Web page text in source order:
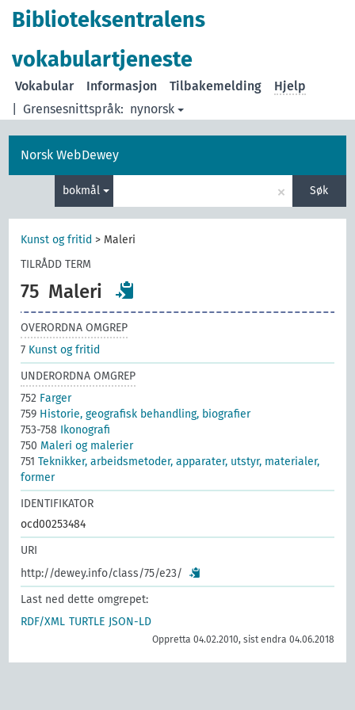
Biblioteksentralens
vokabulartjeneste
Grensesnittspråk: nynorsk
Vokabular Informasjon Tilbakemelding Hjelp
Norsk WebDewey
bokmål × Søk
Kunst og fritid > Maleri
TILRÅDD TERM
75 Maleri
OVERORDNA OMGREP
7 Kunst og fritid
UNDERORDNA OMGREP
752 Farger
759 Historie, geografisk behandling, biografier
753-758 Ikonografi
750 Maleri og malerier
751Teknikker, arbeidsmetoder, apparater, utstyr, materialer,
former
IDENTIFIKATOR
ocd00253484
URI
http://dewey.info/class/75/e23/
Last ned dette omgrepet:
RDF/XML TURTLE JSON-LD
Oppretta 04.02.2010, sist endra 04.06.2018